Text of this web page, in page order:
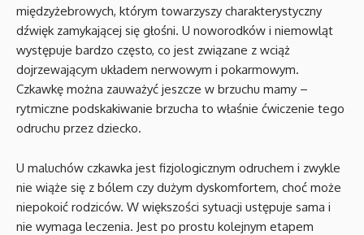
międzyżebrowych, którym towarzyszy charakterystyczny
dźwięk zamykającej się głośni. U noworodków i niemowląt
występuje bardzo często, co jest związane z wciąż
dojrzewającym układem nerwowym i pokarmowym.
Czkawkę można zauważyć jeszcze w brzuchu mamy –
rytmiczne podskakiwanie brzucha to właśnie ćwiczenie tego
odruchu przez dziecko.
U maluchów czkawka jest fizjologicznym odruchem i zwykle
nie wiąże się z bólem czy dużym dyskomfortem, choć może
niepokoić rodziców. W większości sytuacji ustępuje sama i
nie wymaga leczenia. Jest po prostu kolejnym etapem